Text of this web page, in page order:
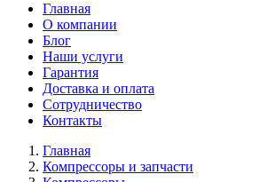
Главная
О компании
Блог
Наши услуги
Гарантия
Доставка и оплата
Сотрудничество
Контакты
Главная
Компрессоры и запчасти